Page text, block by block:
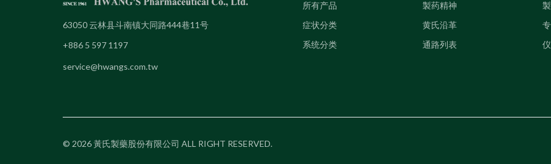
63050 云林县斗南镇大同路444巷11号
+886 5 597 1197
service@hwangs.com.tw
所有产品
症状分类
系统分类
製药精神
黄氏沿革
通路列表
© 2026 黃氏製藥股份有限公司 ALL RIGHT RESERVED.